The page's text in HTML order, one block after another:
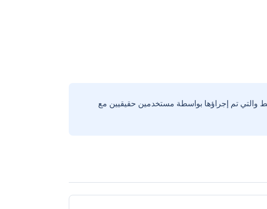
والتي تم إجراؤها بواسطة مستخدمين حقيقيين مع